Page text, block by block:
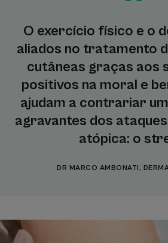
O exercício físico e o
aliados no tratamento
cutâneas graças aos
positivos na moral e
ajudam a contrariar
agravantes dos
atópica: o
DR MARCO AMBONATI,